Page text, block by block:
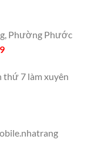
Phường Phước
7 làm xuyên